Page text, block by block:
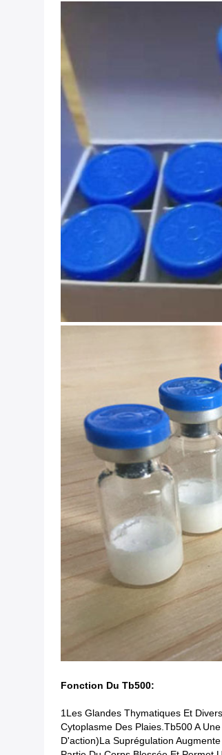
Fonction Du Tb500:
1Les Glandes Thymatiques Et
Cytoplasme Des Plaies.tb500 A
D'action)La Suprégulation